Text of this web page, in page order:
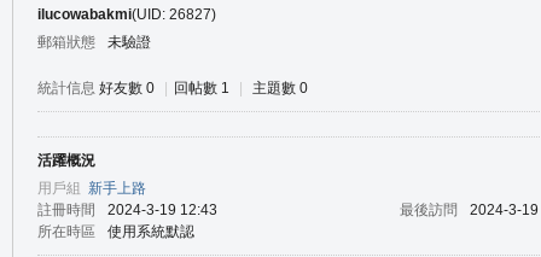
ilucowabakmi(UID: 26827)
郵箱狀態
未驗證
統計信息 好友數 0 回帖數 1 主題數 0
活躍概況
用戶組 新手上路
註冊時間
2024-3-19 12:43 最後訪問
2024-3-
所在時區
使用系統默認